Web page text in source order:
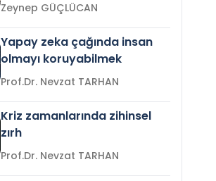
Zeynep GÜÇLÜCAN
Yapay zeka çağında insan
olmayı koruyabilmek
Prof.Dr. Nevzat TARHAN
Kriz zamanlarında zihinsel
zırh
Prof.Dr. Nevzat TARHAN